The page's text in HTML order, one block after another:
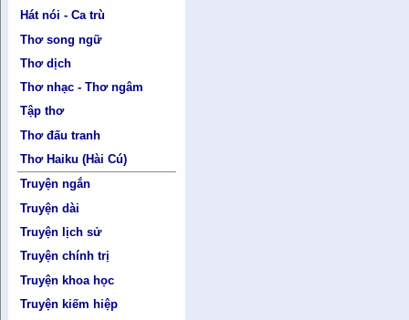
Hát nói - Ca trù
Thơ song ngữ
Thơ dịch
Thơ nhạc - Thơ ngâm
Tập thơ
Thơ đấu tranh
Thơ Haiku (Hài Cú)
Truyện ngắn
Truyện dài
Truyện lịch sử
Truyện chính trị
Truyện khoa học
Truyện kiếm hiệp